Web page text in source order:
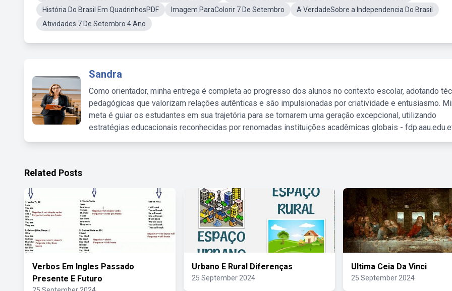
História Do Brasil Em QuadrinhosPDF
Imagem ParaColorir 7 De Setembro
A VerdadeSobre a Independencia Do Brasil
Atividades 7 De Setembro 4 Ano
Sandra
Como orientador, minha entrega é completa ao progresso dos alunos no contexto escolar, adotando
pedagógicas que valorizam relações autênticas e são impulsionadas por criatividade e entusiasmo.
meta é guiar os estudantes em sua trajetória para se tornarem uma geração excepcional, utilizando
estratégias educacionais reconhecidas por renomadas instituições acadêmicas globais -
Related Posts
Verbos Em Ingles Passado
Presente E Futuro
Urbano E Rural Diferenças
25 September 2024
Ultima Ceia Da Vinci
25 September 2024